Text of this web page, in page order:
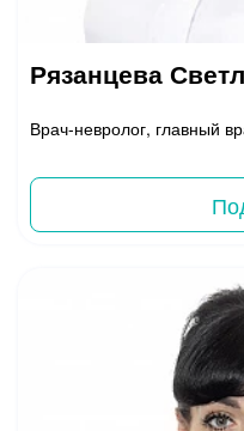
Рязанцева
Врач-невролог, главный